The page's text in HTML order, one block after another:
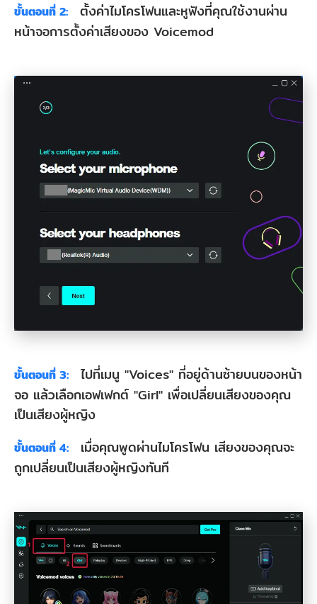
ขั้นตอนที่ 2:
ตั้งค่าไมโครโฟนและหูฟังที่คุณใช้งานผ่าน
หน้าจอการตั้งค่าเสียงของ Voicemod
ขั้นตอนที่ 3:
ไปที่เมนู "Voices" ที่อยู่ด้านซ้ายบนของหน้า
จอ แล้วเลือกเอฟเฟกต์ "Girl" เพื่อเปลี่ยนเสียงของคุณ
เป็นเสียงผู้หญิง
ขั้นตอนที่ 4:
เมื่อคุณพูดผ่านไมโครโฟน เสียงของคุณจะ
ถูกเปลี่ยนเป็นเสียงผู้หญิงทันที